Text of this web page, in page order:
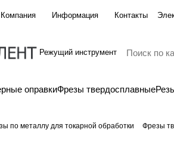
Компания Информация Контакты
Режущий инструмент
оправкиФрезы твердосплавные
по металлу для токарной обработки Фрезы